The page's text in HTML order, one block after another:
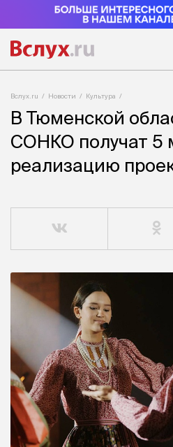
Вслух.ru Новости Культура
В Тюменской
СОНКО получат 5
реализацию